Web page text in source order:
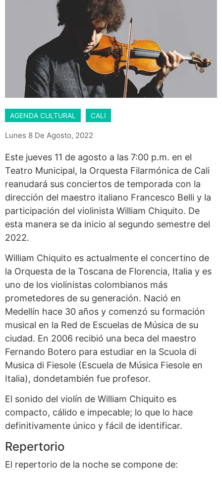
AGENDA CULTURAL CALI
Lunes 8 De Agosto, 2022
Este jueves 11 de agosto a las 7:00 p.m. en el
Teatro Municipal, la Orquesta Filarmónica de Cali
reanudará sus conciertos de temporada con la
dirección del maestro italiano Francesco Belli y la
participación del violinista William Chiquito. De
esta manera se da inicio al segundo semestre del
2022.
William Chiquito es actualmente el concertino de
la Orquesta de la Toscana de Florencia, Italia y es
uno de los violinistas colombianos más
prometedores de su generación. Nació en
Medellín hace 30 años y comenzó su formación
musical en la Red de Escuelas de Música de su
ciudad. En 2006 recibió una beca del maestro
Fernando Botero para estudiar en la Scuola di
Musica di Fiesole (Escuela de Música Fiesole en
Italia), dondetambién fue profesor.
El sonido del violín de William Chiquito es
compacto, cálido e impecable; lo que lo hace
definitivamente único y fácil de identificar.
Repertorio
El repertorio de la noche se compone de: